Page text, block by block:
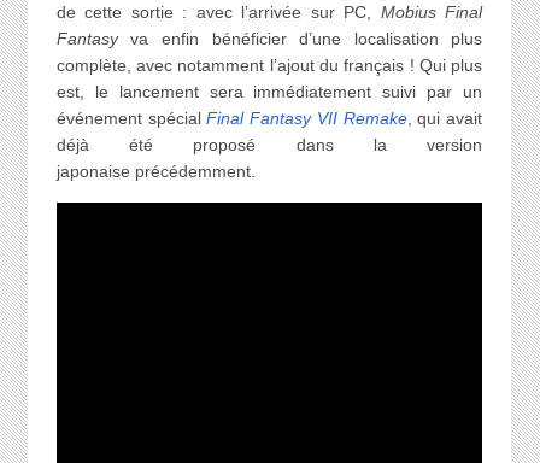
de cette sortie : avec l’arrivée sur PC, Mobius Final
Fantasyva enfin bénéficier d’une localisation plus
complète, avec notamment l’ajout du français ! Qui plus
est, le lancement sera immédiatement suivi par un
événement spécialFinal Fantasy VII Remake, qui avait
déjà été proposé dans la version
japonaise précédemment.